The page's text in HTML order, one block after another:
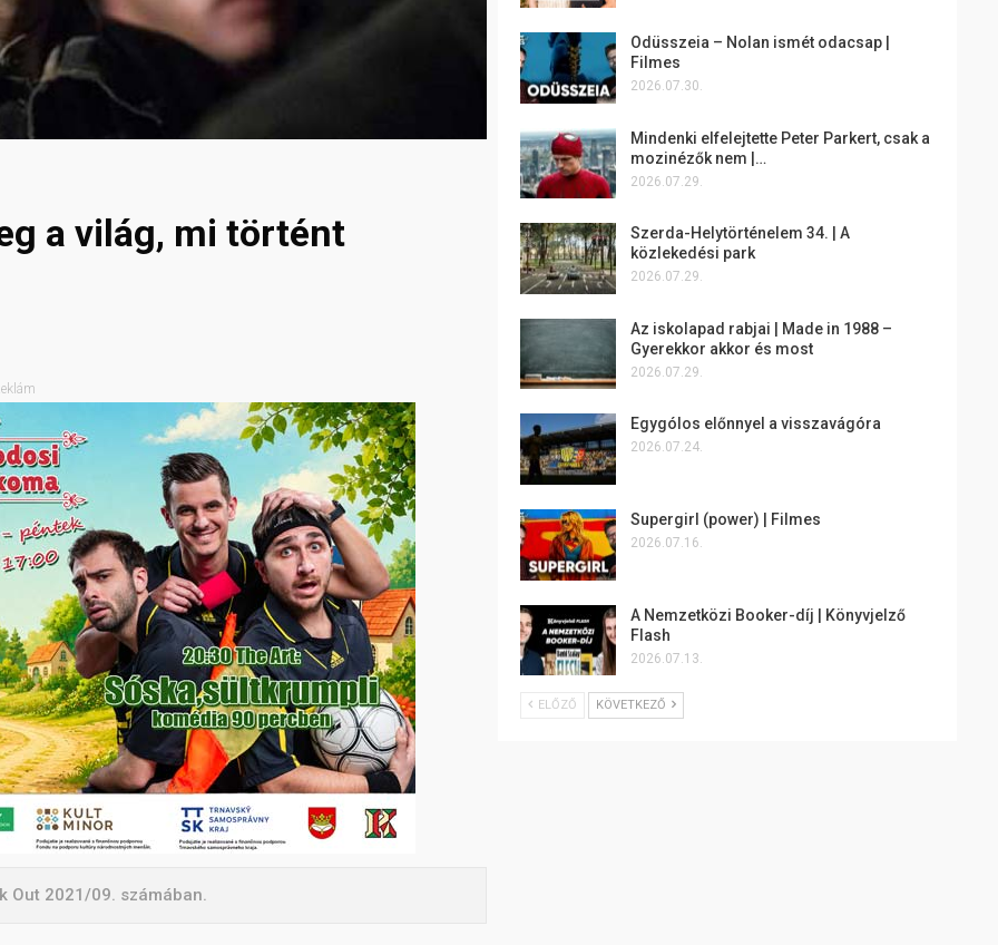
a világ, mi történt
Out 2021/09. számában.
Odüsszeia – Nolan ismét odacsap |
Filmes
2026.07.30.
Mindenki elfelejtette Peter Parkert, csak a
mozinézők nem |…
2026.07.29.
Szerda-Helytörténelem 34. | A
közlekedési park
2026.07.29.
Az iskolapad rabjai | Made in 1988 –
Gyerekkor akkor és most
2026.07.29.
Egygólos előnnyel a visszavágóra
2026.07.24.
Supergirl (power) | Filmes
2026.07.16.
A Nemzetközi Booker-díj | Könyvjelző
Flash
2026.07.13.
ELŐZŐ KÖVETKEZŐ